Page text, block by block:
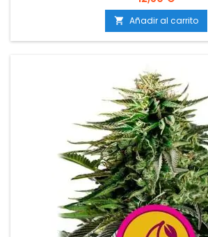
interior: 500-600 g/m²Producción en
g/plantaAltura: 80-120 cm en interior;
exteriorAromas y sabores: Especiados,
fondo...
 Añadir al carrito